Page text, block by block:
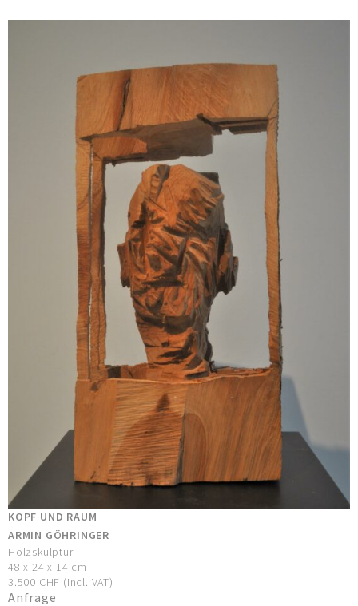
KOPF UND RAUM
ARMIN GÖHRINGER
Holzskulptur
48 x 24 x 14 cm
3.500 CHF (incl. VAT)
Anfrage